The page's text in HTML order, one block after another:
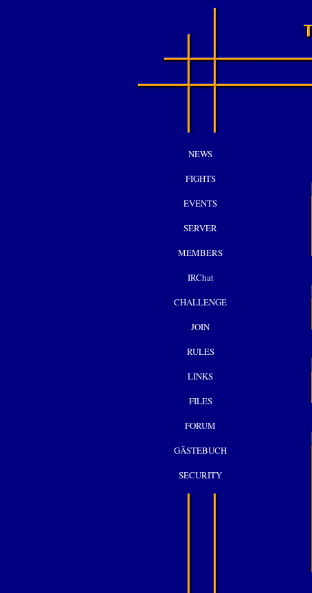
NEWS
FIGHTS
EVENTS
SERVER
MEMBERS
IRChat
CHALLENGE
JOIN
RULES
LINKS
FILES
FORUM
GÄSTEBUCH
SECURITY